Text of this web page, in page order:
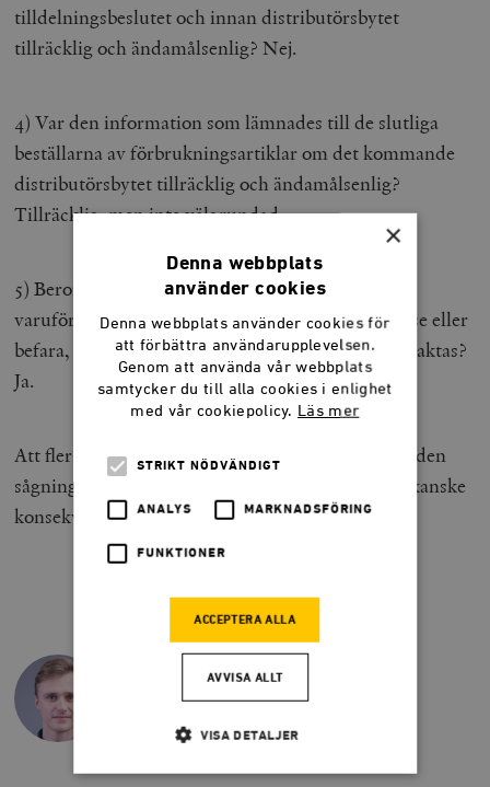
tilldelningsbeslutet och innan distributörsbytet
tillräcklig och ändamålsenlig? Nej.
4) Var den information som lämnades till de slutliga
beställarna av förbrukningsartiklar om det kommande
distributörsbytet tillräcklig och ändamålsenlig?
Tillräcklig, men inte välgrundad.
5) Beror störningarna på förhållanden som
varuförsörjningsnämnden hade bort kunna förutse eller
befara, och som skulle ha kunnat åtgärdas eller beaktas?
Ja.
Att flera politiker nu beviljats ansvarsfrihet, trots den
sågningen, är därför under all kritik. Nästa gång kanske
konsekvenserna blir ännu allvarligare.
EMANUEL ÖRTENGREN
Emanuel Örtengren är projektledare på
emanuel@frivarld.se
×
Denna webbplats
använder cookies
Denna webbplats använder cookies för
att förbättra användarupplevelsen.
Genom att använda vår webbplats
samtycker du till alla cookies i enlighet
med vår cookiepolicy. Läs mer
STRIKT NÖDVÄNDIGT
ANALYS MARKNADSFÖRING
FUNKTIONER
ACCEPTERA ALLA
AVVISA ALLT
VISA DETALJER